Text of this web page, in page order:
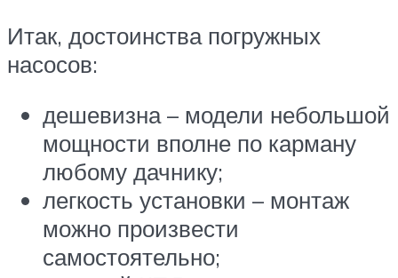
Итак, достоинства погружных
насосов:
дешевизна – модели небольшой
мощности вполне по карману
любому дачнику;
легкость установки – монтаж
можно произвести
самостоятельно;